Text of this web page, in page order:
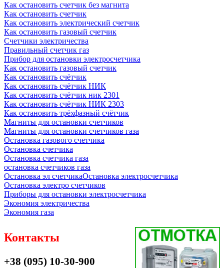
Как остановить счетчик без магнита
Как остановить счетчик
Как остановить электрический счетчик
Как остановить газовый счетчик
Счетчики электричества
Правильный счетчик газ
Прибор для остановки электросчетчика
Как остановить газовый счетчик
Как остановить счётчик
Как остановить счётчик НИК
Как остановить счётчик ник 2301
Как остановить счётчик НИК 2303
Как остановить трёхфазный счётчик
Магниты для остановки счетчиков
Магниты для остановки счетчиков газа
Остановка газового счетчика
Остановка счетчика
Остановка счетчика газа
остановка счетчиков газа
Остановка эл счетчикаОстановка электросчетчика
Остановка электро счетчиков
Приборы для остановки электросчетчика
Экономия электричества
Экономия газа
Контакты
+38 (095) 10-30-900